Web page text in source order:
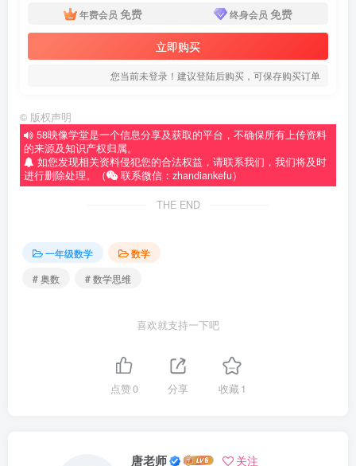
年费会员 免费 终身会员 免费
立即购买
您当前未登录！建议登陆后购买，可保存购买订单
© 版权声明
58映像学堂是一个信息分享及获取的平台，不确保所有上传资料
的来源及知识产权归属。
如您发现相关资料侵犯您的合法权益，请联系我们，我们将及时
进行删除处理。（
联系微信：zhandiankefu）
THE END
一年级数学
数学
# 奥数
# 数学思维
喜欢就支持一下吧
点赞0 分享 收藏1
唐老师 关注